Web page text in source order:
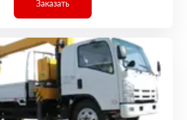
Заказать